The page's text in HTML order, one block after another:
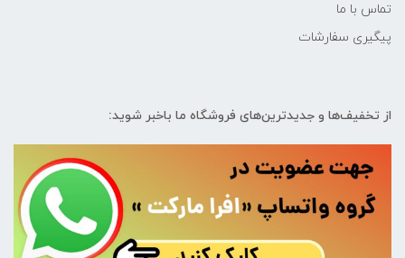
تماس با ما
پیگیری سفارشات
از تخفیف‌ها و جدیدترین‌های فروشگاه ما باخبر شوید: